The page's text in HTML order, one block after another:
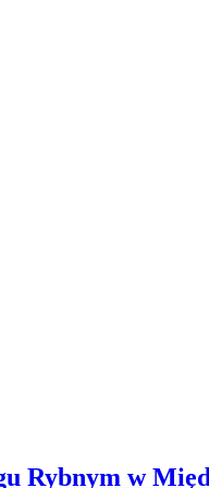
Rybnym w